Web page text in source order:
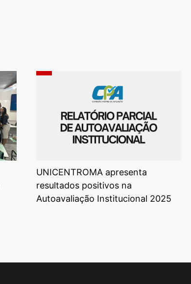
UNICENTROMA apresenta
resultados positivos na
Autoavaliação Institucional 2025